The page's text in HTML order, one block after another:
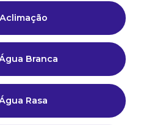
Branca
Rasa